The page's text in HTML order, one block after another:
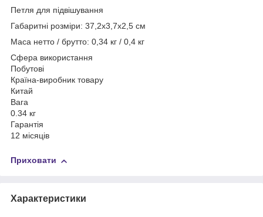
Петля для підвішування
Габаритні розміри: 37,2х3,7х2,5 см
Маса нетто / брутто: 0,34 кг / 0,4 кг
Сфера використання
Побутові
Країна-виробник товару
Китай
Вага
0.34 кг
Гарантія
12 місяців
Приховати
Характеристики